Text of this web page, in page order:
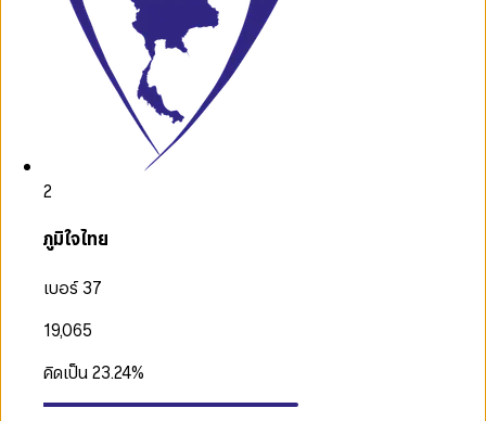
2
ภูมิใจไทย
เบอร์ 37
19,065
คิดเป็น23.24%